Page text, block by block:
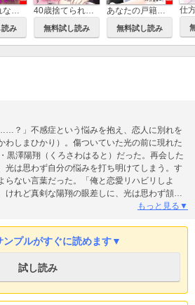
夫に抱かれながら、不倫します【電子単行本版】
読み 無料試し読み 無料試し読み
？」不感症という悩みを抱え、恋人に別れを
わしまひかり）。傷ついていた光の前に現れた
黒澤陽翔（くろさわはると）だった。再会した
光は思わず自分の悩みを打ち明けてしまう。す
らない言葉だった。「俺と恋愛リハビリしよ
けれど真剣な陽翔の眼差しに、光は思わず頷い
まった関係のはずが、次第に触れ合いは増えて
もっと見る▼
プルがすぐに読めます▼
試し読み